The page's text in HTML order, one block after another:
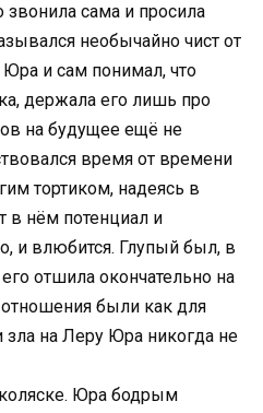
сама и просила
необычайно чист от
Юра и сам понимал, что
держала его лишь про
на будущее ещё не
время от времени
тортиком, надеясь в
в нём потенциал и
и влюбится. Глупый был, в
отшила окончательно на
были как для
на Леру Юра никогда не
Юра бодрым